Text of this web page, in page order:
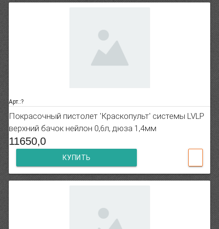
Арт.:?
Покрасочный пистолет 'Краскопульт' системы LVLP
верхний бачок нейлон 0,6л, дюза 1,4мм
11650,0
КУПИТЬ